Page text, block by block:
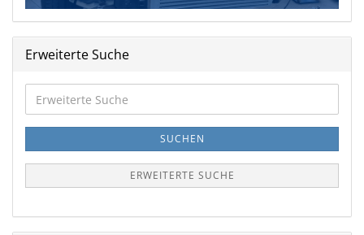
Erweiterte Suche
Suche
SUCHEN
ERWEITERTE SUCHE